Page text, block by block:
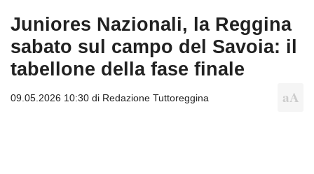
Juniores Nazionali, la Reggina
sabato sul campo del Savoia: il
tabellone della fase finale
09.05.2026 10:30 di Redazione Tuttoreggina